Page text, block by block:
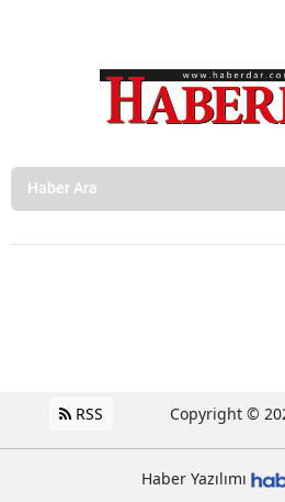
RSS Copyright ©
Haber Yazılımı